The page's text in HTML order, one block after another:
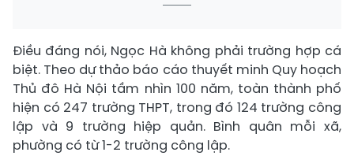
Điều đáng nói, Ngọc Hà không phải trường hợp cá
biệt. Theo dự thảo báo cáo thuyết minh Quy hoạch
Thủ đô Hà Nội tầm nhìn 100 năm, toàn thành phố
hiện có 247 trường THPT, trong đó 124 trường công
lập và 9 trường hiệp quản. Bình quân mỗi xã,
phường có từ 1-2 trường công lập.